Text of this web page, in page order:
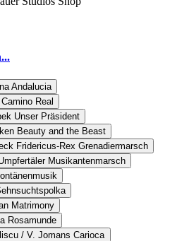
Andalucia
Real
Unser Präsident
Beauty and the Beast
Fridericus-Rex Grenadiermarsch
Musikantenmarsch
Matrimony
Rosamunde
/ V. Jomans Carioca